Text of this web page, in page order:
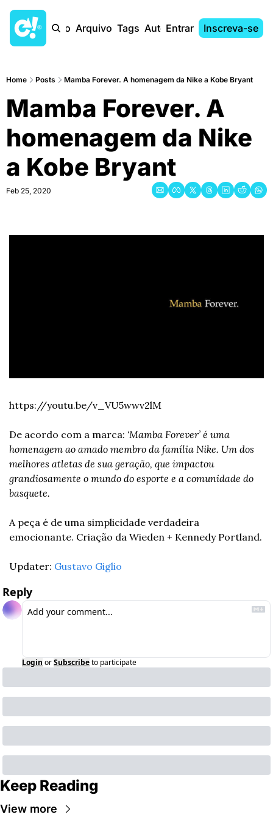
Início Arquivo Tags AutoresEntrar Inscreva-se
Home Posts Mamba Forever. A homenagem da Nike a Kobe Bryant
Mamba Forever. A
homenagem da Nike
a Kobe Bryant
Feb 25, 2020
https://youtu.be/v_VU5wwv2lM
De acordo com a marca: ‘Mamba Forever’ é uma
homenagem ao amado membro da família Nike. Um dos
melhores atletas de sua geração, que impactou
grandiosamente o mundo do esporte e a comunidade do
basquete.
A peça é de uma simplicidade verdadeira
emocionante. Criação da Wieden + Kennedy Portland.
Updater: Gustavo Giglio
Reply
Login orSubscribeto participate
Keep Reading
View more